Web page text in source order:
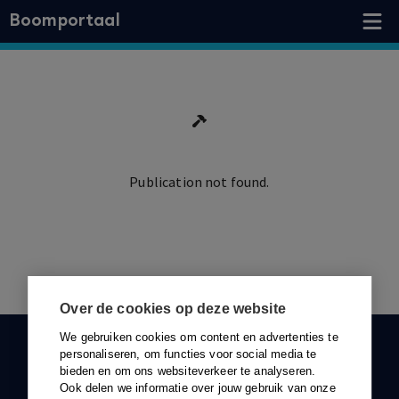
Over de cookies op deze website
We gebruiken cookies om content en advertenties te
personaliseren, om functies voor social media te
bieden en om ons websiteverkeer te analyseren.
Ook delen we informatie over jouw gebruik van onze
Boomportaal
Publication not found.
KLANTENSERVICE
088-0301000